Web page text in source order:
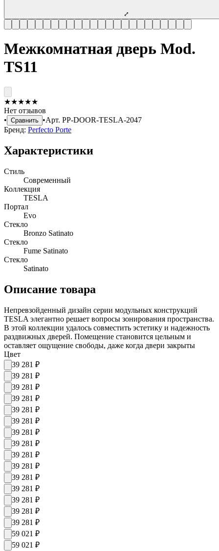
⤢
Межкомнатная дверь Mod.
TS11
★★★★★
Нет отзывов
• Сравнить •Арт. PP-DOOR-TESLA-2047
Бренд: Perfecto Porte
Характеристики
Стиль
Современный
Коллекция
TESLA
Портал
Evo
Стекло
Bronzo Satinato
Стекло
Fume Satinato
Стекло
Satinato
Описание товара
Непревзойденный дизайн серии модульных конструкций
TESLA элегантно решает вопросы зонирования пространства.
В этой коллекции удалось совместить эстетику и надежность
раздвижных дверей. Помещение становится цельным и
оставляет ощущение свободы, даже когда двери закрыты
Цвет
39 281 ₽
39 281 ₽
39 281 ₽
39 281 ₽
39 281 ₽
39 281 ₽
39 281 ₽
39 281 ₽
39 281 ₽
39 281 ₽
39 281 ₽
39 281 ₽
39 281 ₽
39 281 ₽
39 281 ₽
59 021 ₽
59 021 ₽